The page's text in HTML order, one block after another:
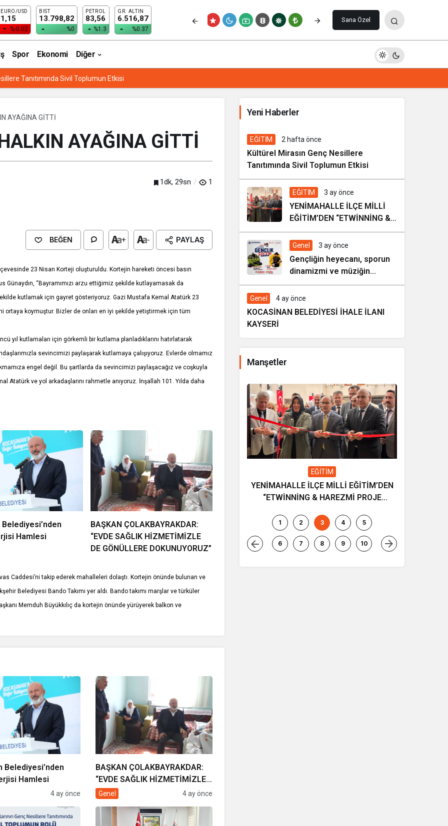
EURO/USD
1,15
%-0.02
BIST
13.798,82
%0
PETROL
83,56
%1.3
GR. ALTIN
6.516,87
%0.37
Sana Özel
Spor Ekonomi Diğer
Tanıtımında Sivil Toplumun Etkisi
AYAĞINA GİTTİ
AYAĞINA GİTTİ
1dk, 29sn 1
BEĞEN + - PAYLAŞ
23 Nisan Korteji oluşturuldu. Kortejin hareketi öncesi basın
Günaydın, “Bayramımızı arzu ettiğimiz şekilde kutlayamasak da
kutlamak için gayret gösteriyoruz. Gazi Mustafa Kemal Atatürk 23
ortaya koymuştur. Bizler de onları en iyi şekilde yetiştirmek için tüm
yıl kutlamaları için görkemli bir kutlama planladıklarını hatırlatarak
sevincimizi paylaşarak kutlamaya çalışıyoruz. Evlerde olmamız
engel değil. Bu şartlarda da sevincimizi paylaşacağız ve coşkuyla
Atatürk ve yol arkadaşlarını rahmetle anıyoruz. İnşallah 101. Yılda daha
Hamlesi
BAŞKAN ÇOLAKBAYRAKDAR:
“EVDE SAĞLIK HİZMETİMİZLE
DE GÖNÜLLERE DOKUNUYORUZ”
Caddesi’ni takip ederek mahalleleri dolaştı. Kortejin önünde bulunan ve
Belediyesi Bando Takımı yer aldı. Bando takımı marşlar ve türküler
Memduh Büyükkılıç da kortejin önünde yürüyerek balkon ve
Belediyesi’nden
Hamlesi
4 ay önce
BAŞKAN ÇOLAKBAYRAKDAR:
“EVDE SAĞLIK HİZMETİMİZLE
DE GÖNÜLLERE
Genel 4 ay önce
Yeni Haberler
5 gün önce
EĞİTİM 2 hafta önce
Kültürel Mirasın Genç Nesillere
Tanıtımında Sivil Toplumun Etkisi
EĞİTİM 3 ay önce
YENİMAHALLE İLÇE MİLLİ
EĞİTİM’DEN “ETWİNNİNG &
HAREZMİ PROJE ŞENLİĞİ”
Genel 3 ay önce
Gençliğin heyecanı, sporun
dinamizmi ve müziğin
coşkusu Kocasinan’da bir
araya geliyor!
Genel 4 ay önce
KOCASİNAN BELEDİYESİ İHALE İLANI
KAYSERİ
Manşetler
EĞİTİM
YENİMAHALLE İLÇE MİLLİ EĞİTİM’DEN
“ETWİNNİNG & HAREZMİ PROJE
1 2 3 4 5
6 7 8 9 10
Yorum Yap Paylaş